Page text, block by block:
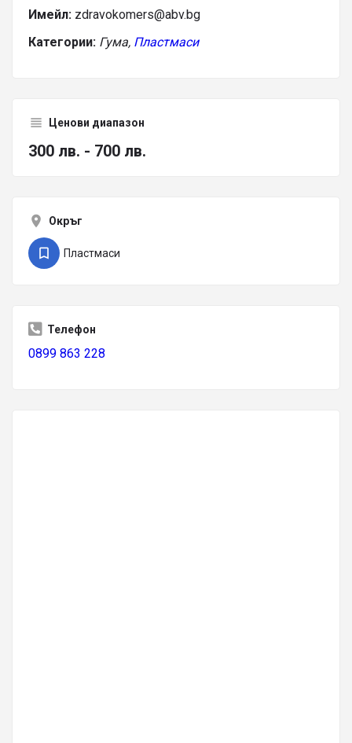
Имейл: zdravokomers@abv.bg
Категории: Гума, Пластмаси
Ценови диапазон
300 лв. - 700 лв.
Окръг
Пластмаси
Телефон
0899 863 228